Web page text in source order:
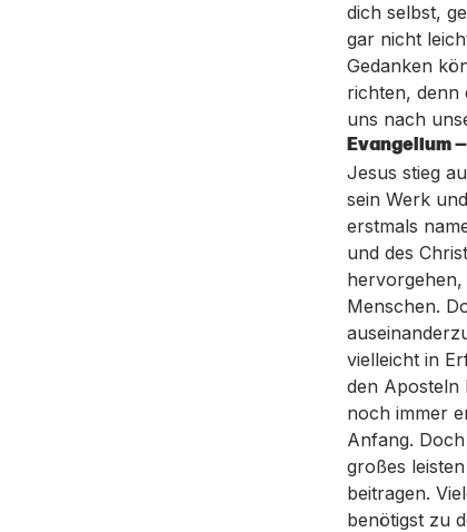
dich selbst,
gar nicht
Gedanken
richten, denn
uns nach
Evangelium —
Jesus stieg
sein Werk
erstmals
und des
hervorgehen,
Menschen.
vielleicht in
den Aposteln
noch immer
Anfang.
großes
beitragen.
benötigst zu